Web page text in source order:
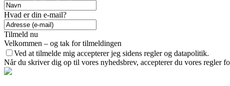
Hvad er din e-mail?
Tilmeld nu
Velkommen – og tak for tilmeldingen
Ved at tilmelde mig accepterer jeg sidens regler og datapolitik.
Når du skriver dig op til vores nyhedsbrev, accepterer du vores